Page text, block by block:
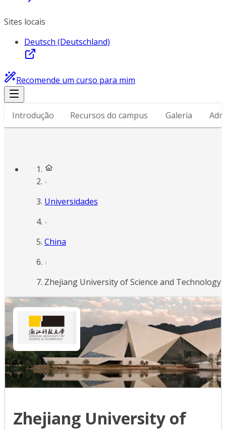
Sites locais
Deutsch (Deutschland)
Recomende um curso para mim
Introdução Recursos do campus Galeria
Universidades
China
Zhejiang University of Science and Technology
Zhejiang University of